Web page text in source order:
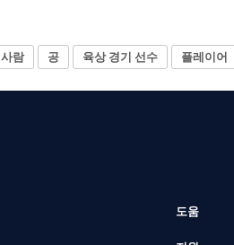
사람 공 육상 경기 선수 플레이어
도움